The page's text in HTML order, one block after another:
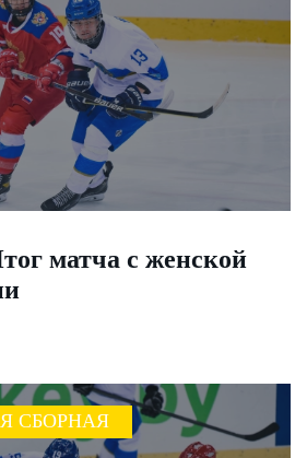
матча с женской
СБОРНАЯ